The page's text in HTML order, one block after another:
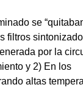
se
filtros
por la
y 2) En los
altas